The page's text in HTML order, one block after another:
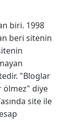
biri. 1998
beri sitenin
"Bloglar
ölmez" diye
site ile